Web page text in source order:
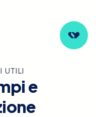
UTILI
e